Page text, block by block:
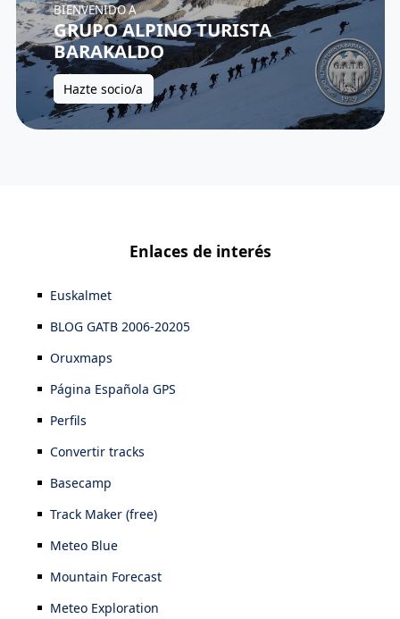
BIENVENIDO A
GRUPO ALPINO TURISTA
BARAKALDO
Hazte socio/a
Enlaces de interés
Euskalmet
BLOG GATB 2006-20205
Oruxmaps
Página Española GPS
Perfils
Convertir tracks
Basecamp
Track Maker (free)
Meteo Blue
Mountain Forecast
Meteo Exploration